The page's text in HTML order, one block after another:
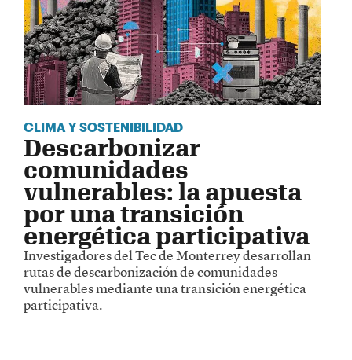
CLIMA Y SOSTENIBILIDAD
Descarbonizar
comunidades
vulnerables: la apuesta
por una transición
energética participativa
Investigadores del Tec de Monterrey desarrollan
rutas de descarbonización de comunidades
vulnerables mediante una transición energética
participativa.